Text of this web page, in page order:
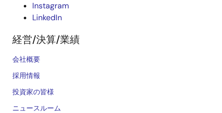
Instagram
LinkedIn
経営/決算/業績
会社概要
採用情報
投資家の皆様
ニュースルーム